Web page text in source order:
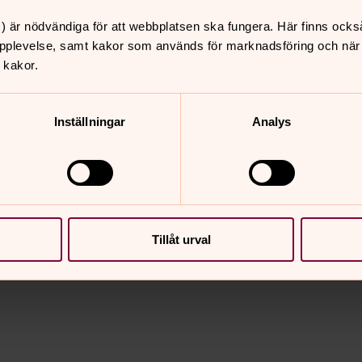
är nödvändiga för att webbplatsen ska fungera. Här finns
samt kakor som används för marknadsföring och
Inställningar Analys
Tillåt urval
med fina budskap samt
i S:t Olai kyrka med den svenska
debuterade i Melodifestivalen 2016
över 14 miljoner streams enbart på